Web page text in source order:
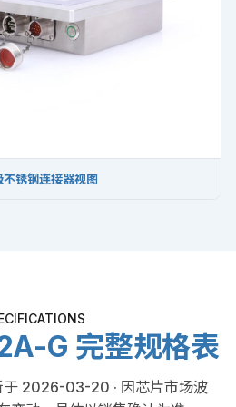
不锈钢连接器视图
G 完整规格表
于 2026-03-20 · 因芯片市场波